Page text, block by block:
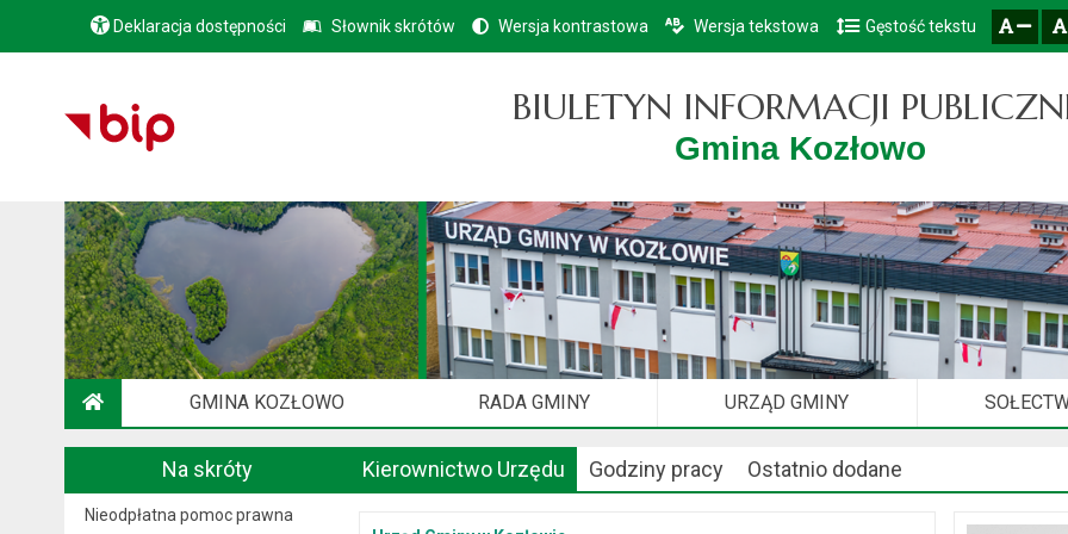
Przejdź do głównego menu
Przejdź do treści
Przejdź do mapy serwisu
Deklaracja dostępności Słownik skrótów Wersja kontrastowa Wersja tekstowa Gęstość tekstu
BIULETYN INFORMACJI
Gmina Kozłowo
GMINA KOZŁOWO RADA GMINY URZĄD GMINY
Na skróty
Nieodpłatna pomoc prawna
Kierownictwo Urzędu Godziny pracy Ostatnio dodane